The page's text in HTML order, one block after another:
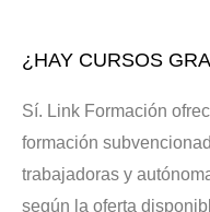
¿HAY CURSOS
Sí. Link Formación
formación
trabajadoras y
según la oferta